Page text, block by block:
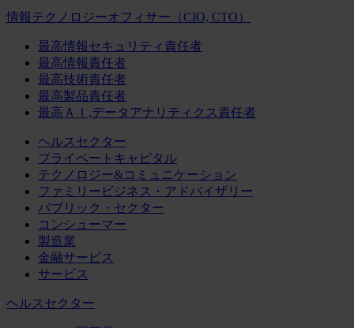
情報テクノロジーオフィサー（CIO, CTO）
最高情報セキュリティ責任者
最高情報責任者
最高技術責任者
最高製品責任者
最高ＡＩ,データアナリティクス責任者
ヘルスセクター
プライベートキャピタル
テクノロジー&コミュニケーション
ファミリービジネス・アドバイザリー
パブリック・セクター
コンシューマー
製造業
金融サービス
サービス
ヘルスセクター